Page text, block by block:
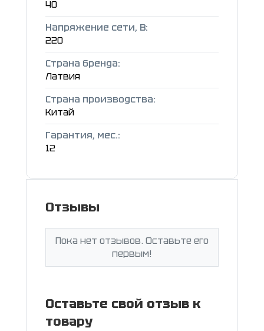
40
Напряжение сети, В:
220
Страна бренда:
Латвия
Страна производства:
Китай
Гарантия, мес.:
12
Отзывы
Пока нет отзывов. Оставьте его
первым!
Оставьте свой отзыв к
товару